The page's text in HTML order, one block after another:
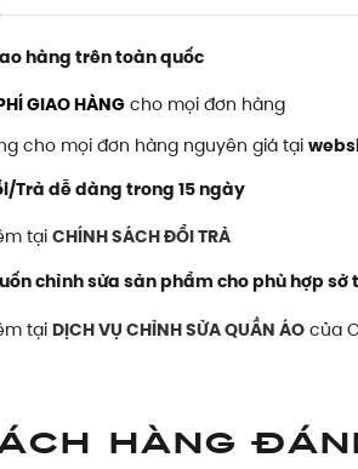
hàng trên toàn quốc
GIAO HÀNG cho mọi đơn hàng
cho mọi đơn hàng nguyên giá tại
Trả dễ dàng trong 15 ngày
tạiCHÍNH SÁCH ĐỔI TRẢ
chỉnh sửa sản phẩm cho phù hợp sở
tạiDỊCH VỤ CHỈNH SỬA QUẦN ÁO của
hàng